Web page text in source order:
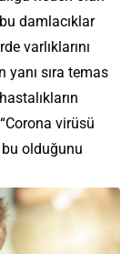
damlacıklar
varlıklarını
sıra temas
virüsü
bu olduğunu